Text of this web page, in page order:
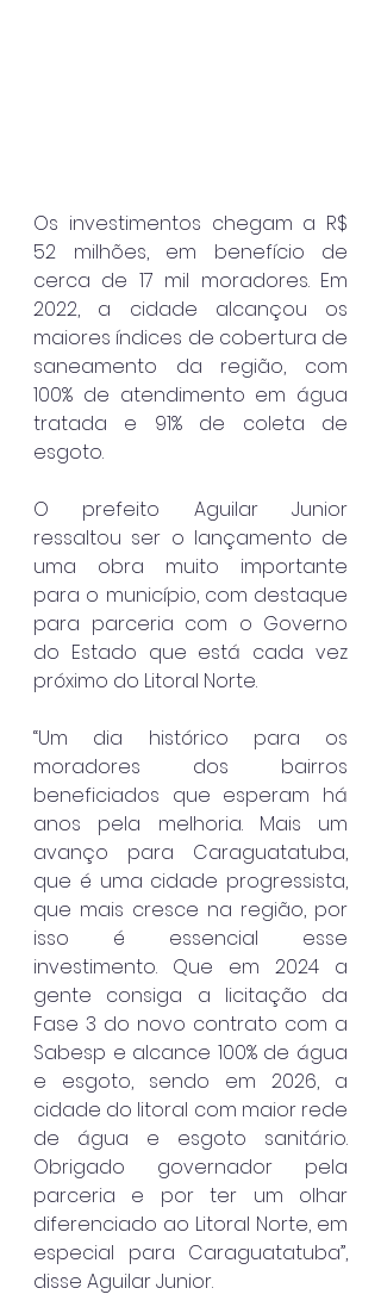
Os investimentos chegam a R$
52 milhões, em benefício de
cerca de 17 mil moradores. Em
2022, a cidade alcançou os
maiores índices de cobertura de
saneamento da região, com
100% de atendimento em água
tratada e 91% de coleta de
esgoto.
O prefeito Aguilar Junior
ressaltou ser o lançamento de
uma obra muito importante
para o município, com destaque
para parceria com o Governo
do Estado que está cada vez
próximo do Litoral Norte.
“Um dia histórico para os
moradores dos bairros
beneficiados que esperam há
anos pela melhoria. Mais um
avanço para Caraguatatuba,
que é uma cidade progressista,
que mais cresce na região, por
isso é essencial esse
investimento. Que em 2024 a
gente consiga a licitação da
Fase 3 do novo contrato com a
Sabesp e alcance 100% de água
e esgoto, sendo em 2026, a
cidade do litoral com maior rede
de água e esgoto sanitário.
Obrigado governador pela
parceria e por ter um olhar
diferenciado ao Litoral Norte, em
especial para Caraguatatuba”,
disse Aguilar Junior.